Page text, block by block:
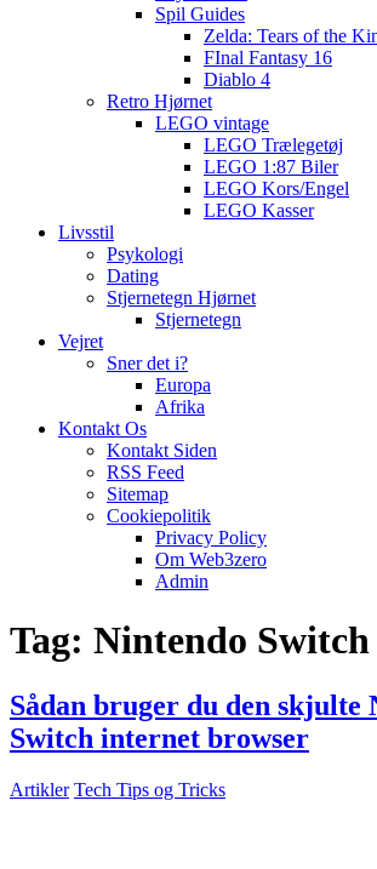
Spil Guides
Zelda: Tears of the
FInal Fantasy 16
Diablo 4
Retro Hjørnet
LEGO vintage
LEGO Trælegetøj
LEGO 1:87 Biler
LEGO Kors/Engel
LEGO Kasser
Livsstil
Psykologi
Dating
Stjernetegn Hjørnet
Stjernetegn
Vejret
Sner det i?
Europa
Afrika
Kontakt Os
Kontakt Siden
RSS Feed
Sitemap
Cookiepolitik
Privacy Policy
Om Web3zero
Admin
Tag: Nintendo Switch
Sådan bruger du den skjulte
Switch internet browser
Artikler Tech Tips og Tricks